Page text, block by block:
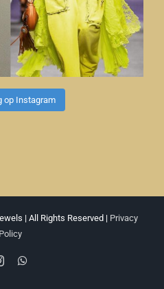
op Instagram
| All Rights Reserved | Privacy
Policy
Instagram